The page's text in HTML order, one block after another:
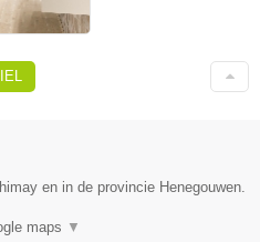
en in de provincie Henegouwen.
maps ▼